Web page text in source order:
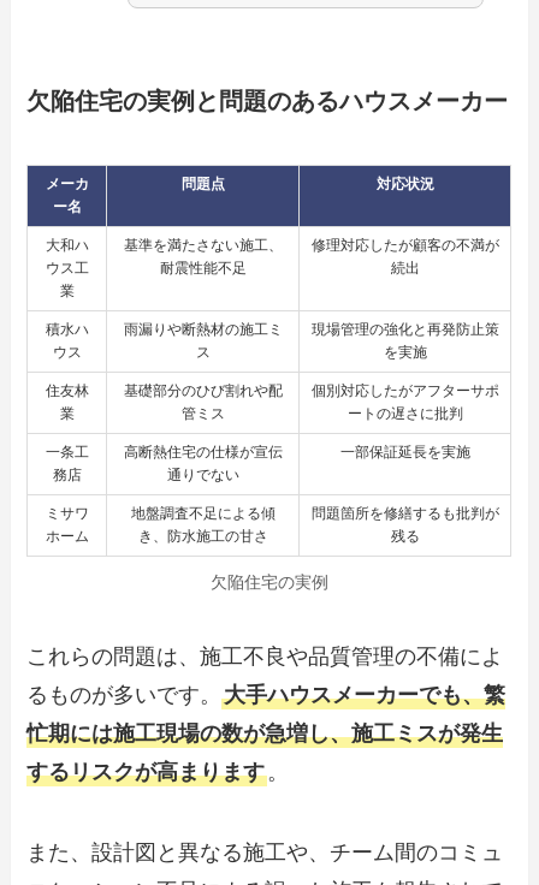
欠陥住宅の実例と問題のあるハウスメーカー
メーカ
ー名
問題点 対応状況
大和ハ
ウス工
業
基準を満たさない施工、
耐震性能不足
修理対応したが顧客の不満が
続出
積水ハ
ウス
雨漏りや断熱材の施工ミ
ス
現場管理の強化と再発防止策
を実施
住友林
業
基礎部分のひび割れや配
管ミス
個別対応したがアフターサポ
ートの遅さに批判
一条工
務店
高断熱住宅の仕様が宣伝
通りでない
一部保証延長を実施
ミサワ
ホーム
地盤調査不足による傾
き、防水施工の甘さ
問題箇所を修繕するも批判が
残る
欠陥住宅の実例
これらの問題は、施工不良や品質管理の不備によ
るものが多いです。大手ハウスメーカーでも、繁
忙期には施工現場の数が急増し、施工ミスが発生
するリスクが高まります。
また、設計図と異なる施工や、チーム間のコミュ